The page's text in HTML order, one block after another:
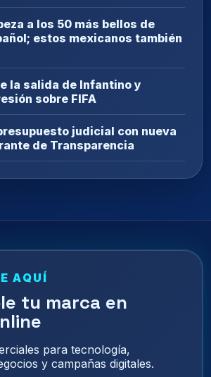
a los 50 más bellos de
estos mexicanos también
la salida de Infantino y
sobre FIFA
judicial con nueva
de Transparencia
AQUÍ
tu marca en
para tecnología,
y campañas digitales.